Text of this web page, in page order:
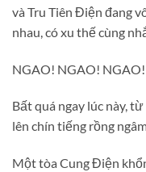
và Tru Tiên Điện đang
nhau, có xu thế cùng
NGAO! NGAO!
Bất quá ngay lúc này,
lên chín tiếng rồng
Một tòa Cung Điện